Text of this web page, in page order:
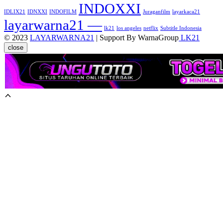
IDLIX21 IDNXXI INDOFILM INDOXXI Juraganfilm layarkaca21
layarwarna21 — lk21 los angeles netflix Subtitle Indonesia
© 2023 LAYARWARNA21 | Support By WarnaGroup LK21
close